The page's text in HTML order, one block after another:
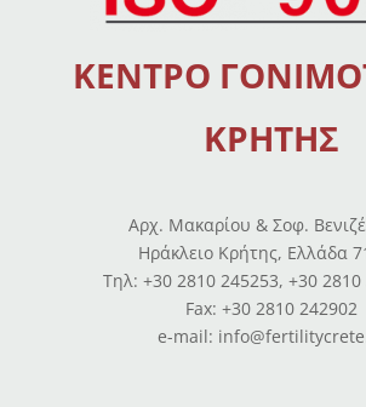
ΚΕΝΤΡΟ
ΚΡΗΤΗΣ
Αρχ. Μακαρίου & Σοφ.
Ηράκλειο Κρήτης, Ελλάδα
Tηλ: +30 2810 245253, +30 2810
Fax: +30 2810 242902
e-mail: